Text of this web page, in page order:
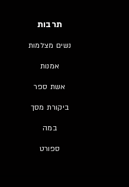
תרבות
נשים מצלמות
אמנות
אשת ספר
ביקורת מסך
במה
ספורט